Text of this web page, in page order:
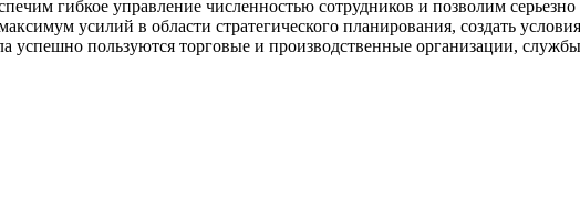
гибкое управление численностью сотрудников и позволим
усилий в области стратегического планирования, создать
пользуются торговые и производственные организации,